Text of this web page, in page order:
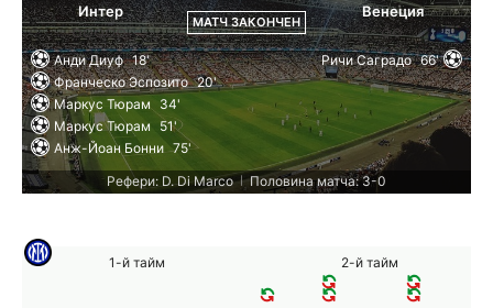
Интер
МАТЧ ЗАКОНЧЕН
Венеция
Анди Диуф 18'
Франческо Эспозито 20'
Маркус Тюрам 34'
Маркус Тюрам
51'
Анж-Йоан Бонни 75'
Ричи Саградо 66'
Рефери: D. Di Marco | Половина матча: 3-0
1-й тайм 2-й тайм